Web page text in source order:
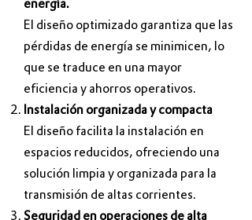
energía.
El diseño optimizado garantiza que las
pérdidas de energía se minimicen, lo
que se traduce en una mayor
eficiencia y ahorros operativos.
Instalación organizada y compacta
El diseño facilita la instalación en
espacios reducidos, ofreciendo una
solución limpia y organizada para la
transmisión de altas corrientes.
Seguridad en operaciones de alta